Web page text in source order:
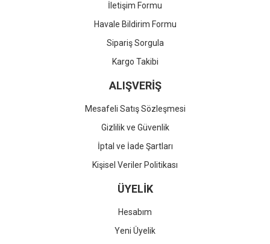
İletişim Formu
Havale Bildirim Formu
Sipariş Sorgula
Kargo Takibi
ALIŞVERİŞ
Mesafeli Satış Sözleşmesi
Gizlilik ve Güvenlik
İptal ve İade Şartları
Kişisel Veriler Politikası
ÜYELİK
Hesabım
Yeni Üyelik